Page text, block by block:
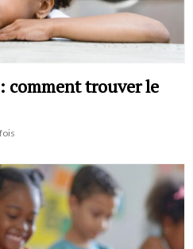
comment trouver le